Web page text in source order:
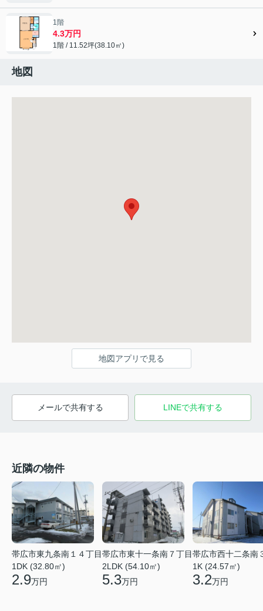
1階
4.3万円
1階 / 11.52坪(38.10㎡)
地図
地図アプリで見る
メールで共有する LINEで共有する
近隣の物件
帯広市東九条南１４丁目
1DK (32.80㎡)
2.9万円
帯広市東十一条南７丁目
2LDK (54.10㎡)
5.3万円
帯広市西十二条南
1K (24.57㎡)
3.2万円